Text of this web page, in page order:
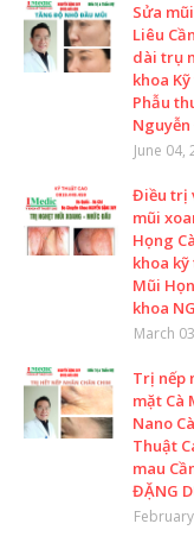
Sửa
Liêu
dài trụ
khoa
Phẫu
Nguyễn
June 04,
Điều trị
mũi
Họng
khoa
Mũi
khoa
March
Trị nếp
mặt Cà
Nano
Thuật
mau
ĐẶNG